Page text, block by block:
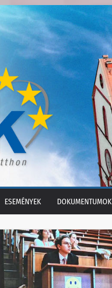
ESEMÉNYEK DOKUMENTUMOK